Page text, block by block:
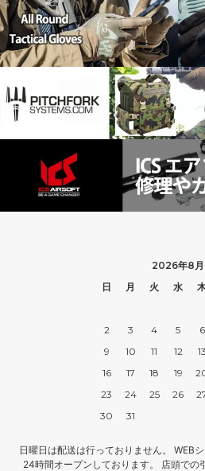
2026年8月
日
月 火 水
2
3 4 5 6
9
10 11 12 13
16
17 18 19
23
24 25 26
30
31
日曜日は配送は行っておりません。 WEB
24時間オープンしております。 店頭での